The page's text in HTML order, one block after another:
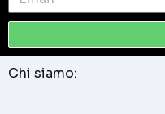
Chi siamo: